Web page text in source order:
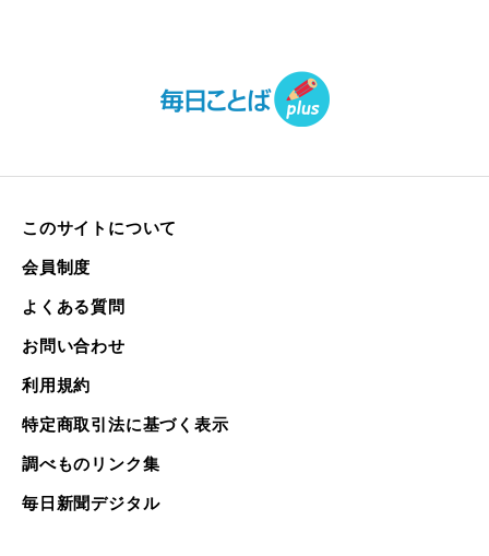
このサイトについて
会員制度
よくある質問
お問い合わせ
利用規約
特定商取引法に基づく表示
調べものリンク集
毎日新聞デジタル